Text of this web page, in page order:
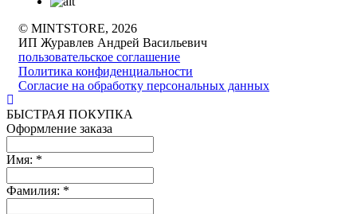
© MINTSTORE, 2026
ИП Журавлев Андрей Васильевич
пользовательское соглашение
Политика конфиденциальности
Согласие на обработку персональных данных
БЫСТРАЯ ПОКУПКА
Оформление заказа
Имя: *
Фамилия: *